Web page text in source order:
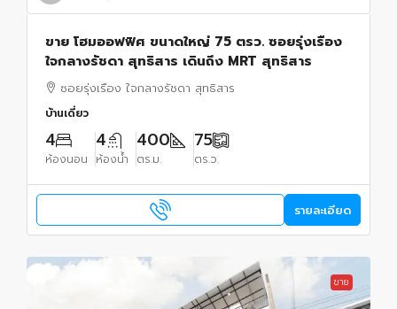
ขาย โฮมออฟฟิศ ขนาดใหญ่ 75 ตรว. ซอยรุ่งเรือง
ใจกลางรัชดา สุทธิสาร เดินถึง MRT สุทธิสาร
ซอยรุ่งเรือง ใจกลางรัชดา สุทธิสาร
บ้านเดี่ยว
4
ห้องนอน
4
ห้องน้ำ
400
ตร.ม.
75
ตร.ว.
รายละเอียด
ขาย